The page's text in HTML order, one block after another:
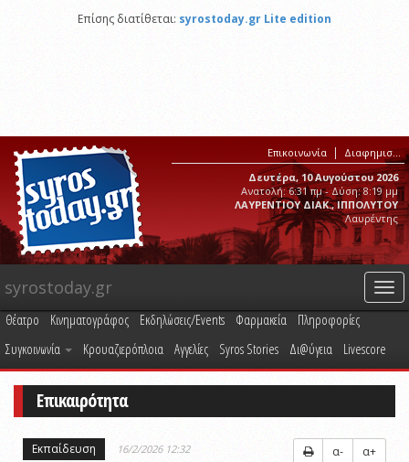
Επίσης διατίθεται: syrostoday.gr Lite edition
Επικοινωνία
Διαφημιστείτε στο syrostoday.gr
Δευτέρα, 10 Αυγούστου 2026
Ανατολή: 6:31 πμ - Δύση: 8:19 μμ
ΛΑΥΡΕΝΤΙΟΥ ΔΙΑΚ., ΙΠΠΟΛΥΤΟΥ
Λαυρέντης
syrostoday.gr
Θέατρο Κινηματογράφος Εκδηλώσεις/Events Φαρμακεία
Πληροφορίες
Συγκοινωνία
Κρουαζιερόπλοια Αγγελίες Syros Stories Δι@ύγεια Livescore
Επικαιρότητα
Εκπαίδευση 16/2/2026 12:32 α- α+